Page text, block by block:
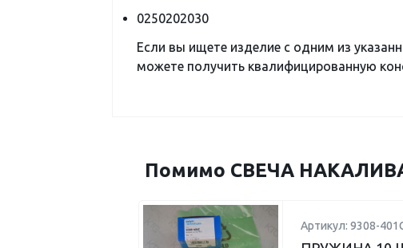
0250202030
Если вы ищете изделие с одним из
можете получить квалифицированную
Помимо СВЕЧА
Артикул: 9308-